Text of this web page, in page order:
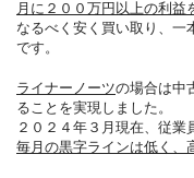
月に２００万円以上の利益
なるべく安く買い取り、一
です。
ライナーノーツの場合は中
ることを実現しました。
２０２４年３月現在、従業
毎月の黒字ラインは低く、